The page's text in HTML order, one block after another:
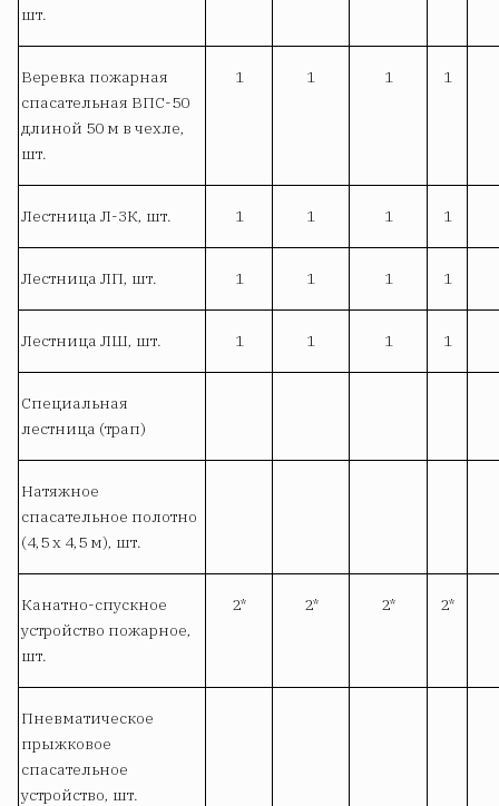
шт.
Веревка пожарная
спасательная ВПС-50
длиной 50 м в чехле,
шт.
1 1 1 1
Лестница Л-3К, шт. 1 1 1 1
Лестница ЛП, шт. 1 1 1 1
Лестница ЛШ, шт. 1 1 1 1
Специальная
лестница (трап)
Натяжное
спасательное полотно
(4,5 х 4,5 м), шт.
Канатно-спускное
устройство пожарное,
шт.
2* 2* 2* 2*
Пневматическое
прыжковое
спасательное
устройство, шт.